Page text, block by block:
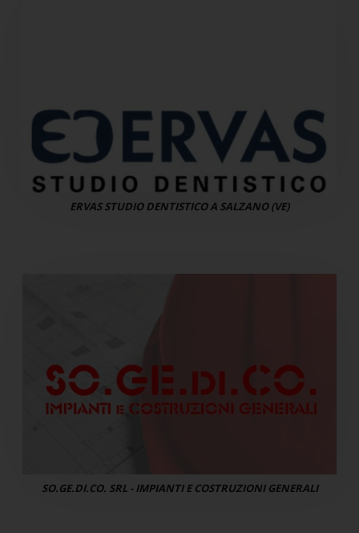
ERVAS STUDIO DENTISTICO A SALZANO (VE)
SO.GE.DI.CO. SRL - IMPIANTI E COSTRUZIONI GENERALI